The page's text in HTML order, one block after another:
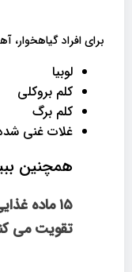
برای افراد گیاهخوار،
لوبیا
کلم بروکلی
کلم برگ
غلات غنی
همچنین
۱۵ ماده
تقویت می